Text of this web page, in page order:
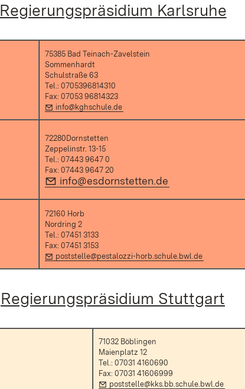
Regierungspräsidium Karlsruhe
75385 Bad Teinach-Zavelstein
Sommenhardt
Schulstraße 63
Tel.: 0705396814310
Fax: 07053 96814323
E-Mail:
info@kghschule.de
72280Dornstetten
Zeppelinstr. 13-15
Tel.: 07443 9647 0
Fax: 07443 9647 20
E-Mail:
info@esdornstetten.de
72160 Horb
Nordring 2
Tel.: 07451 3133
Fax: 07451 3153
E-Mail:
poststelle@pestalozzi-horb.schule.bwl.de
Regierungspräsidium Stuttgart
71032 Böblingen
Maienplatz 12
Tel.: 07031 4160690
Fax: 07031 41606999
E-Mail:
poststelle@kks.bb.schule.bwl.de